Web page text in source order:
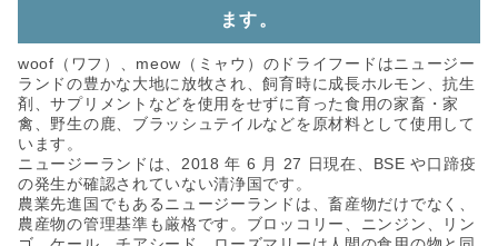
ます。
woof（ワフ）、meow（ミャウ）のドライフードはニュージー
ランドの豊かな大地に放牧され、飼育時に成長ホルモン、抗生
剤、サプリメントなどを使用をせずに育った食用の家畜・家
禽、野生の鹿、ブラッシュテイルなどを原材料として使用して
います。
ニュージーランドは、2018 年 6 月 27 日現在、BSE や口蹄疫
の発生が確認されていない清浄国です。
農業先進国でもあるニュージーランドは、畜産物だけでなく、
農産物の管理基準も厳格です。ブロッコリー、ニンジン、リン